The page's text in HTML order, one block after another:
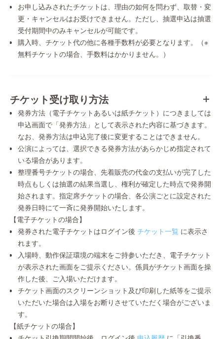
お申し込みされたチケットは、理由の如何を問わず、取替・変
更・キャンセルはお受けできません。ただし、抽選申込は抽選
受付期間中のみキャンセルが可能です。
購入時、チケット代の他に各種手数料が必要となります。（※
無料チケットの場合、手数料はかかりません。）
チケット受け取り方法
発券方法（電子チケットあるいは紙チケット）につきましては
申込画面で「発券方法」として表示された内容に基づきます。
なお、発券方法は申込完了後に変更することはできません。
公演によっては、選択できる発券方法があらかじめ指定されて
いる場合があります。
整理番号チケットの場合、先着販売の代金の支払いが完了した
時点もしくは抽選の結果当選し、権利が確定した時点で発券開
始されます。指定席チケットの場合、各公演ごとに設定された
発券日時にて一斉に発券開始いたします。
【電子チケットの場合】
発券された電子チケットはログイン後 チケット一覧 に表示さ
れます。
入場時、動作保証環境の端末をご持参いただき、電子チケット
が表示された画面をご提示ください。係員がチケット画面を操
作した後、ご入場いただけます。
チケット画面のスクリーンショット及び印刷した紙等をご提示
いただいた場合は入場をお断りさせていただく場合がございま
す。
【紙チケットの場合】